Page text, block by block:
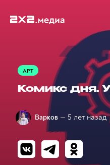
АРТ
Комикс дня.
Варков — 5 лет назад